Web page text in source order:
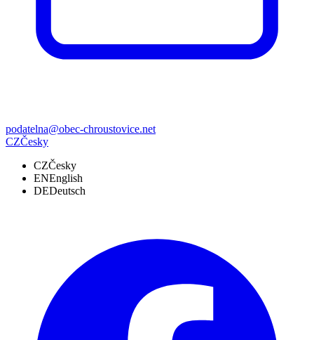
podatelna@obec-chroustovice.net
CZČesky
CZČesky
ENEnglish
DEDeutsch